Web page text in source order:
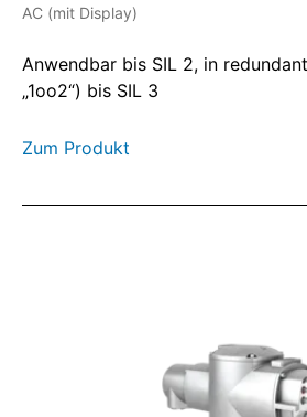
AC (mit Display)
Anwendbar bis SIL 2, in
„1oo2“) bis SIL 3
Zum Produkt